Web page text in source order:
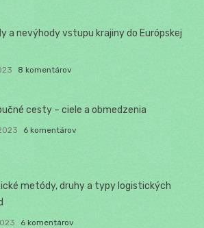
a nevýhody vstupu krajiny do Európskej
8 komentárov
cesty – ciele a obmedzenia
6 komentárov
metódy, druhy a typy logistických
6 komentárov